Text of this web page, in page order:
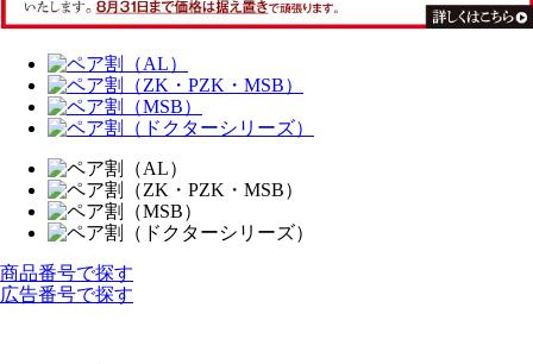
商品番号で探す
広告番号で探す